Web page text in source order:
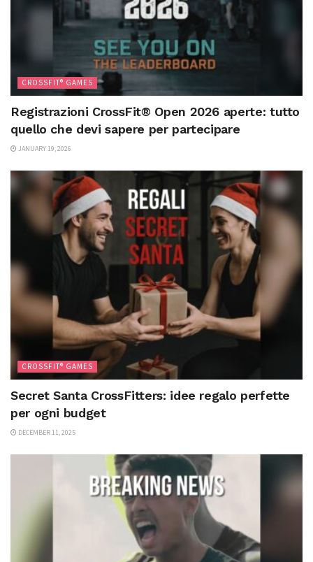
CROSSFIT® GAMES
Registrazioni CrossFit® Open 2026 aperte: tutto
quello che devi sapere per partecipare
JANUARY 19, 2026
CROSSFIT® GAMES
Secret Santa CrossFitters: idee regalo perfette
per ogni budget
DECEMBER 11, 2025